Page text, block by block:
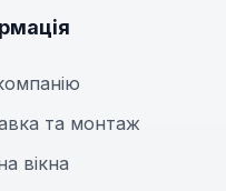
та монтаж
вікна